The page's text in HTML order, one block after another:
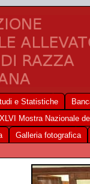
e Statistiche
XLVI Mostra Nazionale
Galleria fotografica